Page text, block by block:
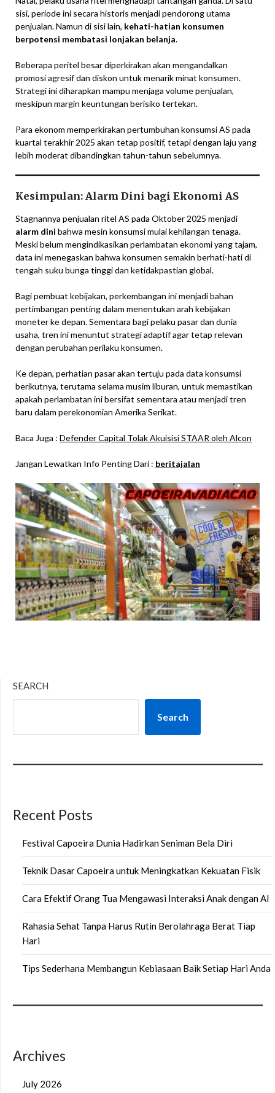
sisi, periode ini secara historis menjadi pendorong utama
penjualan. Namun di sisi lain, kehati-hatian konsumen
berpotensi membatasi lonjakan belanja.
Beberapa peritel besar diperkirakan akan mengandalkan
promosi agresif dan diskon untuk menarik minat konsumen.
Strategi ini diharapkan mampu menjaga volume penjualan,
meskipun margin keuntungan berisiko tertekan.
Para ekonom memperkirakan pertumbuhan konsumsi AS pada
kuartal terakhir 2025 akan tetap positif, tetapi dengan laju yang
lebih moderat dibandingkan tahun-tahun sebelumnya.
Kesimpulan: Alarm Dini bagi Ekonomi AS
Stagnannya penjualan ritel AS pada Oktober 2025 menjadi
alarm dini bahwa mesin konsumsi mulai kehilangan tenaga.
Meski belum mengindikasikan perlambatan ekonomi yang tajam,
data ini menegaskan bahwa konsumen semakin berhati-hati di
tengah suku bunga tinggi dan ketidakpastian global.
Bagi pembuat kebijakan, perkembangan ini menjadi bahan
pertimbangan penting dalam menentukan arah kebijakan
moneter ke depan. Sementara bagi pelaku pasar dan dunia
usaha, tren ini menuntut strategi adaptif agar tetap relevan
dengan perubahan perilaku konsumen.
Ke depan, perhatian pasar akan tertuju pada data konsumsi
berikutnya, terutama selama musim liburan, untuk memastikan
apakah perlambatan ini bersifat sementara atau menjadi tren
baru dalam perekonomian Amerika Serikat.
Baca Juga : Defender Capital Tolak Akuisisi STAAR oleh Alcon
Jangan Lewatkan Info Penting Dari : beritajalan
SEARCH
Search
Recent Posts
Festival Capoeira Dunia Hadirkan Seniman Bela Diri
Teknik Dasar Capoeira untuk Meningkatkan Kekuatan Fisik
Cara Efektif Orang Tua Mengawasi Interaksi Anak dengan AI
Rahasia Sehat Tanpa Harus Rutin Berolahraga Berat Tiap
Hari
Tips Sederhana Membangun Kebiasaan Baik Setiap Hari Anda
Archives
July 2026